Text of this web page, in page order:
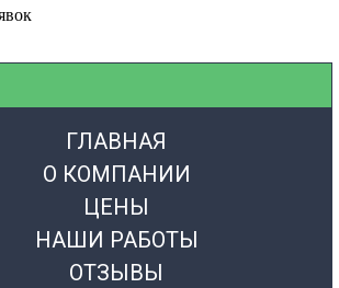
ГЛАВНАЯ
О КОМПАНИИ
ЦЕНЫ
НАШИ РАБОТЫ
ОТЗЫВЫ